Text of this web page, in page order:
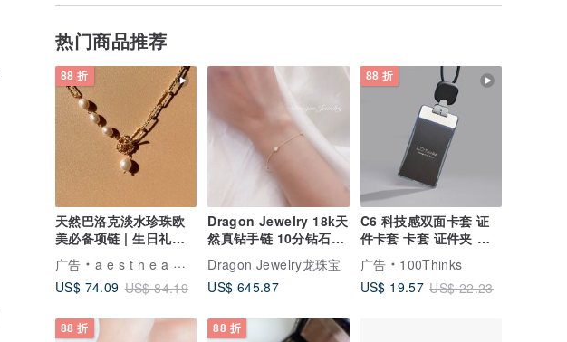
热门商品推荐
88 折
天然巴洛克淡水珍珠欧
美必备项链 | 生日礼物
夏季穿搭
广告
a e s t h e a 手作轻珠宝
US$ 74.09 US$ 84.19
Dragon Jewelry 18k天
然真钻手链 10分钻石3
Dragon Jewelry龙珠宝
US$ 645.87
88 折
C6 科技感双面卡套 证
件卡套 卡套 证件夹 伸
缩卡套
广告
100Thinks
US$ 19.57 US$ 22.23
88 折 88 折